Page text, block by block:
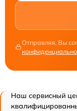
Отправляя, Вы
Наш сервисный